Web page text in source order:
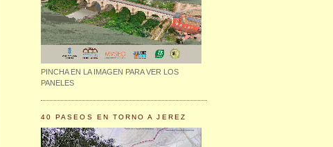
PINCHA EN LA IMAGEN PARA VER LOS
PANELES
40 PASEOS EN TORNO A JEREZ